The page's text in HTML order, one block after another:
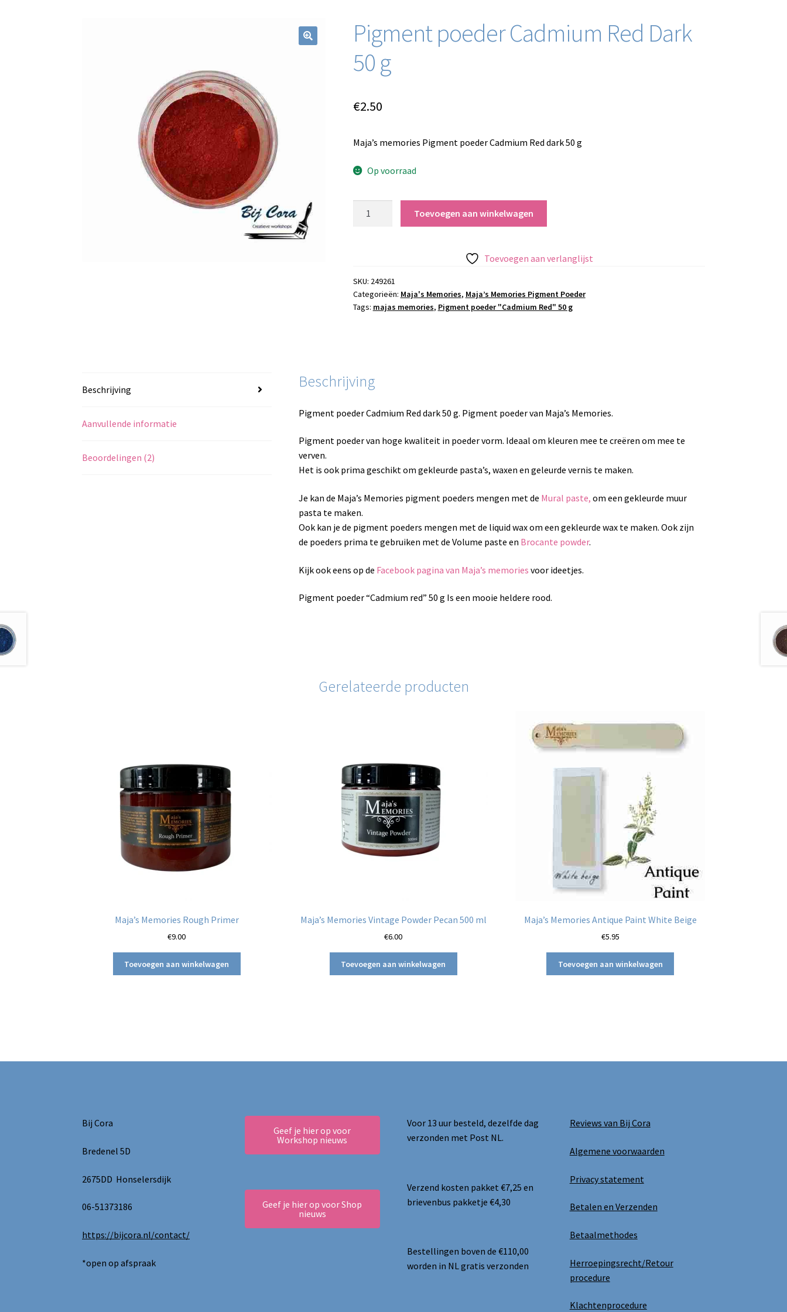
Pigment poeder Cadmium Red Dark
50 g
€2.50
Maja’s memories Pigment poeder Cadmium Red dark 50 g
Op voorraad
50
g
aantal
Toevoegen aan winkelwagen
Toevoegen aan verlanglijst
SKU: 249261
Categorieën: Maja's Memories, Maja’s Memories Pigment Poeder
Tags: majas memories, Pigment poeder "Cadmium Red" 50 g
Beschrijving
Aanvullende informatie
Beoordelingen (2)
Beschrijving
Pigment poeder Cadmium Red dark 50 g. Pigment poeder van Maja’s Memories.
Pigment poeder van hoge kwaliteit in poeder vorm. Ideaal om kleuren mee te creëren om mee te
verven.
Het is ook prima geschikt om gekleurde pasta’s, waxen en geleurde vernis te maken.
Je kan de Maja’s Memories pigment poeders mengen met de Mural paste, om een gekleurde muur
pasta te maken.
Ook kan je de pigment poeders mengen met de liquid wax om een gekleurde wax te maken. Ook zijn
de poeders prima te gebruiken met de Volume paste en Brocante powder.
Kijk ook eens op de Facebook pagina van Maja’s memories voor ideetjes.
Pigment poeder “Cadmium red” 50 g Is een mooie heldere rood.
Gerelateerde producten
Maja’s Memories Rough Primer
€9.00
Toevoegen aan winkelwagen
Maja’s Memories Vintage Powder Pecan 500 ml
€6.00
Toevoegen aan winkelwagen
Maja’s Memories Antique Paint White Beige
€5.95
Toevoegen aan winkelwagen
Bij Cora
Bredenel 5D
2675DD Honselersdijk
06-51373186
https://bijcora.nl/contact/
*open op afspraak
Geef je hier op voor
Workshop nieuws
Geef je hier op voor Shop
nieuws
Voor 13 uur besteld, dezelfde dag
verzonden met Post NL.
Verzend kosten pakket €7,25 en
brievenbus pakketje €4,30
Bestellingen boven de €110,00
worden in NL gratis verzonden
Reviews van Bij Cora
Algemene voorwaarden
Privacy statement
Betalen en Verzenden
Betaalmethodes
Herroepingsrecht/Retour
procedure
Klachtenprocedure